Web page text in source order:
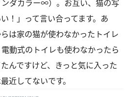
ダカラー∞）。お互い、猫の写
！」って言い合ってます。あ
は家の猫が使わなかったトイレ
動式のトイレも使わなかったら
んですけど、きっと気に入った
近してないです。